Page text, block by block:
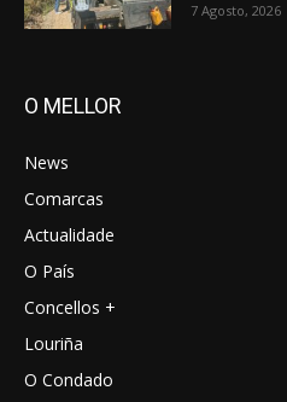
7 Agosto, 2026
O MELLOR
News
Comarcas
Actualidade
O País
Concellos +
Louriña
O Condado